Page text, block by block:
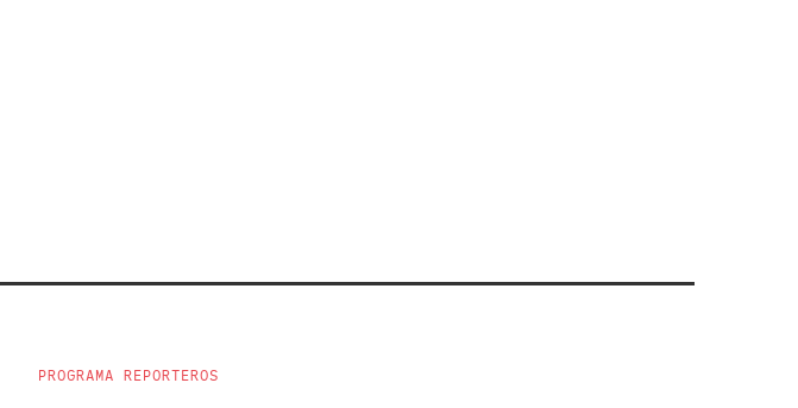
PROGRAMA REPORTEROS